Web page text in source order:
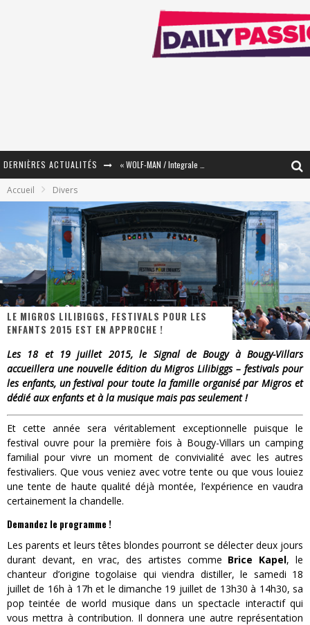
DERNIÈRES ACTUALITÉS
« Mon Village Révolté » - Combattre un Projet !
« Le Béton et le Bambou / Propositions pour Mayotte et le Monde. » - Améliorations !
Star Fox
PsyRiver 2026 : la magie revient sur les rives de l’Aar
« Dr Wertham / L’homme qui étudia les tueurs en série » - Un Métier à Risque !
Assassin's Creed Black Flag Resynced
« Le Vent dand les Saules » - Une Belle Histoire !
« Damn Them All » - Un duo de Choc !
Yoshi and the mysterious book
Accueil Divers
LE MIGROS LILIBIGGS, FESTIVALS POUR LES
ENFANTS 2015 EST EN APPROCHE !
Les 18 et 19 juillet 2015, le Signal de Bougy à Bougy-Villars
accueillera une nouvelle édition du Migros Lilibiggs – festivals pour
les enfants, un festival pour toute la famille organisé par Migros et
dédié aux enfants et à la musique mais pas seulement !
Et cette année sera véritablement exceptionnelle puisque le
festival ouvre pour la première fois à Bougy-Villars un camping
familial pour vivre un moment de convivialité avec les autres
festivaliers. Que vous veniez avec votre tente ou que vous louiez
une tente de haute qualité déjà montée, l’expérience en vaudra
certainement la chandelle.
Demandez le programme !
Les parents et leurs têtes blondes pourront se délecter deux jours
durant devant, en vrac, des artistes comme Brice Kapel, le
chanteur d’origine togolaise qui viendra distiller, le samedi 18
juillet de 16h à 17h et le dimanche 19 juillet de 13h30 à 14h30, sa
pop teintée de world musique dans un spectacle interactif qui
vous mettra à contribution. Il donnera une autre représentation